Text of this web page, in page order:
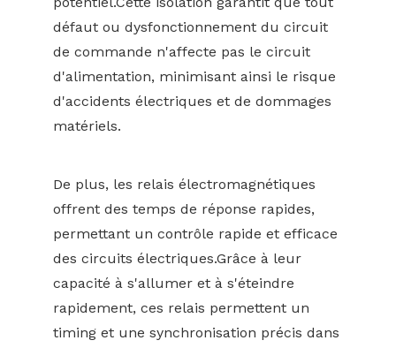
défaut ou dysfonctionnement du circuit
de commande n'affecte pas le circuit
d'alimentation, minimisant ainsi le risque
d'accidents électriques et de dommages
matériels.
De plus, les relais électromagnétiques
offrent des temps de réponse rapides,
permettant un contrôle rapide et efficace
des circuits électriques.Grâce à leur
capacité à s'allumer et à s'éteindre
rapidement, ces relais permettent un
timing et une synchronisation précis dans